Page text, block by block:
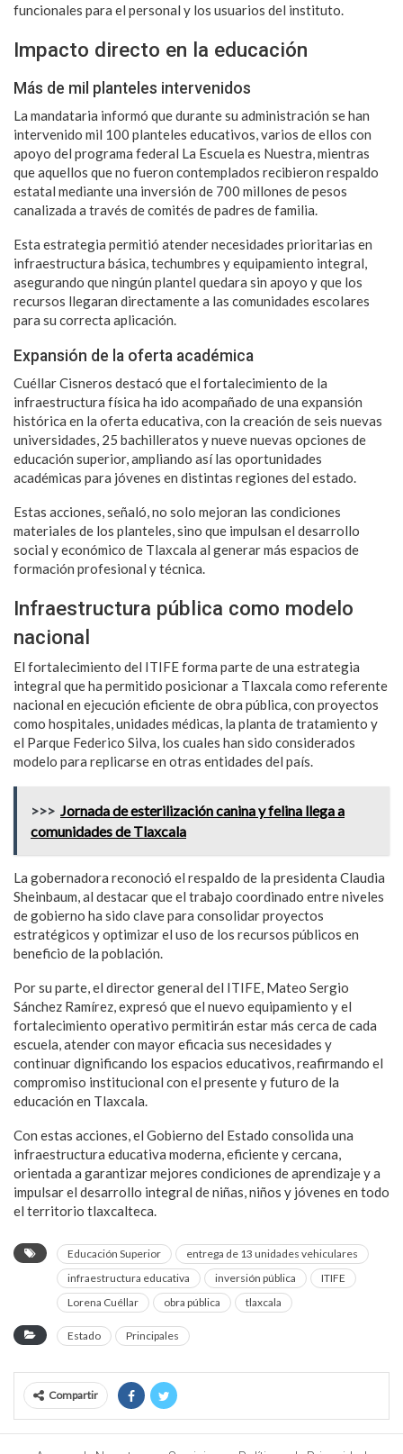
funcionales para el personal y los usuarios del instituto.
Impacto directo en la educación
Más de mil planteles intervenidos
La mandataria informó que durante su administración se han
intervenido mil 100 planteles educativos, varios de ellos con
apoyo del programa federal La Escuela es Nuestra, mientras
que aquellos que no fueron contemplados recibieron respaldo
estatal mediante una inversión de 700 millones de pesos
canalizada a través de comités de padres de familia.
Esta estrategia permitió atender necesidades prioritarias en
infraestructura básica, techumbres y equipamiento integral,
asegurando que ningún plantel quedara sin apoyo y que los
recursos llegaran directamente a las comunidades escolares
para su correcta aplicación.
Expansión de la oferta académica
Cuéllar Cisneros destacó que el fortalecimiento de la
infraestructura física ha ido acompañado de una expansión
histórica en la oferta educativa, con la creación de seis nuevas
universidades, 25 bachilleratos y nueve nuevas opciones de
educación superior, ampliando así las oportunidades
académicas para jóvenes en distintas regiones del estado.
Estas acciones, señaló, no solo mejoran las condiciones
materiales de los planteles, sino que impulsan el desarrollo
social y económico de Tlaxcala al generar más espacios de
formación profesional y técnica.
Infraestructura pública como modelo
nacional
El fortalecimiento del ITIFE forma parte de una estrategia
integral que ha permitido posicionar a Tlaxcala como referente
nacional en ejecución eficiente de obra pública, con proyectos
como hospitales, unidades médicas, la planta de tratamiento y
el Parque Federico Silva, los cuales han sido considerados
modelo para replicarse en otras entidades del país.
>>> Jornada de esterilización canina y felina llega a
comunidades de Tlaxcala
La gobernadora reconoció el respaldo de la presidenta Claudia
Sheinbaum, al destacar que el trabajo coordinado entre niveles
de gobierno ha sido clave para consolidar proyectos
estratégicos y optimizar el uso de los recursos públicos en
beneficio de la población.
Por su parte, el director general del ITIFE, Mateo Sergio
Sánchez Ramírez, expresó que el nuevo equipamiento y el
fortalecimiento operativo permitirán estar más cerca de cada
escuela, atender con mayor eficacia sus necesidades y
continuar dignificando los espacios educativos, reafirmando el
compromiso institucional con el presente y futuro de la
educación en Tlaxcala.
Con estas acciones, el Gobierno del Estado consolida una
infraestructura educativa moderna, eficiente y cercana,
orientada a garantizar mejores condiciones de aprendizaje y a
impulsar el desarrollo integral de niñas, niños y jóvenes en todo
el territorio tlaxcalteca.
Educación Superior
entrega de 13 unidades vehiculares
infraestructura educativa
inversión pública
ITIFE
Lorena Cuéllar
obra pública tlaxcala
Estado Principales
Compartir